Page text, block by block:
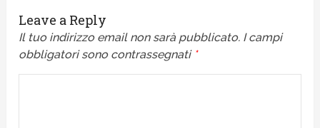
Leave a Reply
Il tuo indirizzo email non sarà pubblicato. I campi
obbligatori sono contrassegnati *